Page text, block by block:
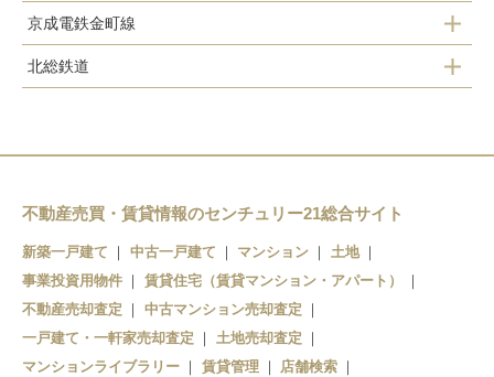
お花茶屋駅
青砥駅
四ツ木駅
京成立石駅
京成電鉄金町線
京成高砂駅
北総鉄道
新柴又駅
不動産売買・賃貸情報のセンチュリー21総合サイト
新築一戸建て 中古一戸建て マンション
土地
事業投資用物件
賃貸住宅（賃貸マンション・アパート）
不動産売却査定
中古マンション売却査定
一戸建て・一軒家売却査定
土地売却査定
マンションライブラリー
賃貸管理
店舗検索